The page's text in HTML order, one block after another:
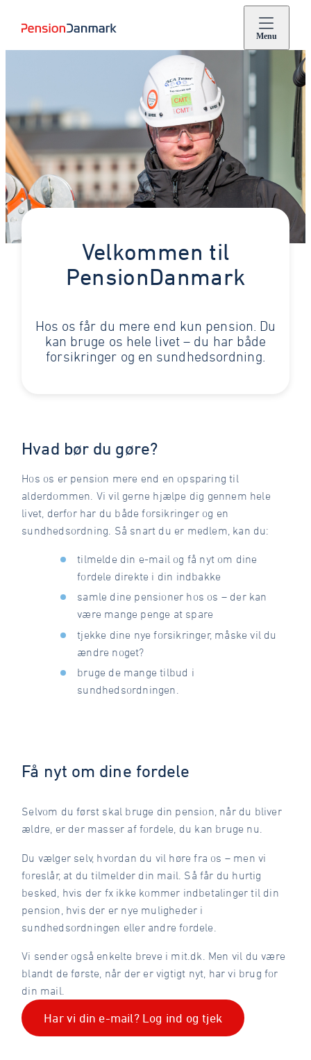
Menu
Velkommen til
PensionDanmark
Hos os får du mere end kun pension. Du
kan bruge os hele livet – du har både
forsikringer og en sundhedsordning.
Hvad bør du gøre?
Hos os er pension mere end en opsparing til
alderdommen. Vi vil gerne hjælpe dig gennem hele
livet, derfor har du både forsikringer og en
sundhedsordning. Så snart du er medlem, kan du:
tilmelde din e-mail og få nyt om dine
fordele direkte i din indbakke
samle dine pensioner hos os – der kan
være mange penge at spare
tjekke dine nye forsikringer, måske vil du
ændre noget?
bruge de mange tilbud i
sundhedsordningen.
Få nyt om dine fordele
Selvom du først skal bruge din pension, når du bliver
ældre, er der masser af fordele, du kan bruge nu.
Du vælger selv, hvordan du vil høre fra os – men vi
foreslår, at du tilmelder din mail. Så får du hurtig
besked, hvis der fx ikke kommer indbetalinger til din
pension, hvis der er nye muligheder i
sundhedsordningen eller andre fordele.
Vi sender også enkelte breve i mit.dk. Men vil du være
blandt de første, når der er vigtigt nyt, har vi brug for
din mail.
Har vi din e-mail? Log ind og tjek